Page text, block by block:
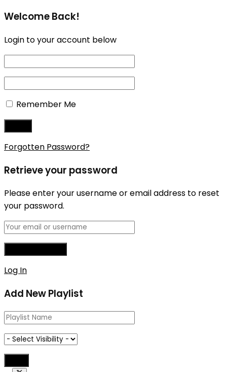
Welcome Back!
Login to your account below
Remember Me
Forgotten Password?
Retrieve your password
Please enter your username or email address to reset
your password.
Log In
Add New Playlist